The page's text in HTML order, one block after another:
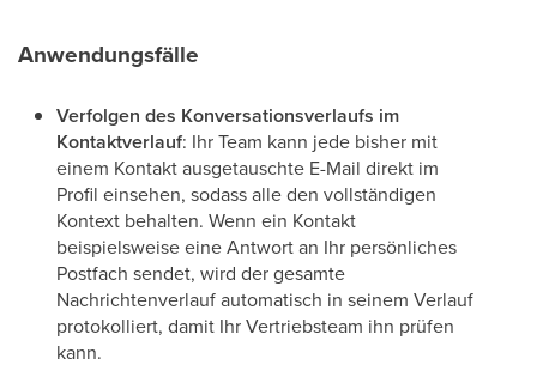
Anwendungsfälle
Verfolgen des Konversationsverlaufs im
Kontaktverlauf: Ihr Team kann jede bisher mit
einem Kontakt ausgetauschte E-Mail direkt im
Profil einsehen, sodass alle den vollständigen
Kontext behalten. Wenn ein Kontakt
beispielsweise eine Antwort an Ihr persönliches
Postfach sendet, wird der gesamte
Nachrichtenverlauf automatisch in seinem Verlauf
protokolliert, damit Ihr Vertriebsteam ihn prüfen
kann.